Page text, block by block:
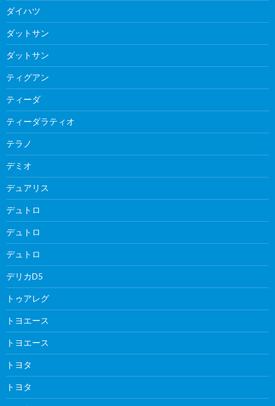
ダイハツ
ダットサン
ダットサン
ティグアン
ティーダ
ティーダラティオ
テラノ
デミオ
デュアリス
デュトロ
デュトロ
デュトロ
デリカD5
トゥアレグ
トヨエース
トヨエース
トヨタ
トヨタ